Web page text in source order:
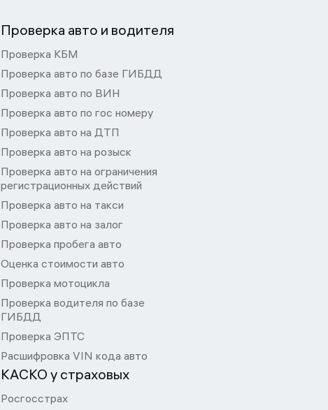
Проверка авто и водителя
Проверка КБМ
Проверка авто по базе ГИБДД
Проверка авто по ВИН
Проверка авто по гос номеру
Проверка авто на ДТП
Проверка авто на розыск
Проверка авто на ограничения
регистрационных действий
Проверка авто на такси
Проверка авто на залог
Проверка пробега авто
Оценка стоимости авто
Проверка мотоцикла
Проверка водителя по базе
ГИБДД
Проверка ЭПТС
Расшифровка VIN кода авто
КАСКО у страховых
Росгосстрах